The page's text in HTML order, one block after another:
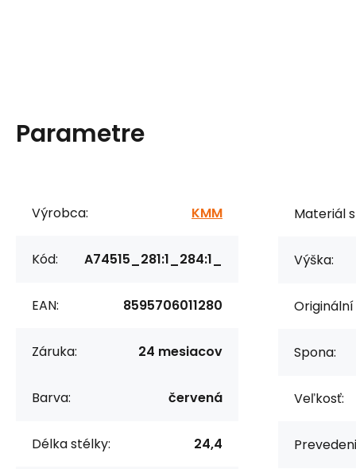
Parametre
Výrobca: KMM
Kód: A74515_281:1_284:1_
EAN: 8595706011280
Záruka: 24 mesiacov
Barva: červená
Délka stélky: 24,4
Materiál
Výška:
Spona:
Veľkosť: